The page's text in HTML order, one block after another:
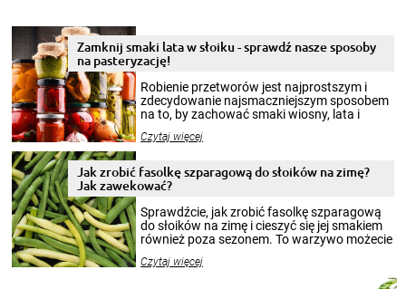
Zamknij smaki lata w słoiku - sprawdź nasze sposoby
na pasteryzację!
Robienie przetworów jest najprostszym i
zdecydowanie najsmaczniejszym sposobem
na to, by zachować smaki wiosny, lata i
krajobrazów, by cieszyć nimi oko w sezonie
pełni poczuć atmosferę cieplejszych
miesięcy. Przygotowanie słoików ze
patenty, które pozwolą zachować świeżość
przetworów.
Czytaj więcej
Jak zrobić fasolkę szparagową do słoików na zimę?
Jak zawekować?
Sprawdźcie, jak zrobić fasolkę szparagową
do słoików na zimę i cieszyć się jej smakiem
również poza sezonem. To warzywo możecie
nasze propozycje!
Czytaj więcej